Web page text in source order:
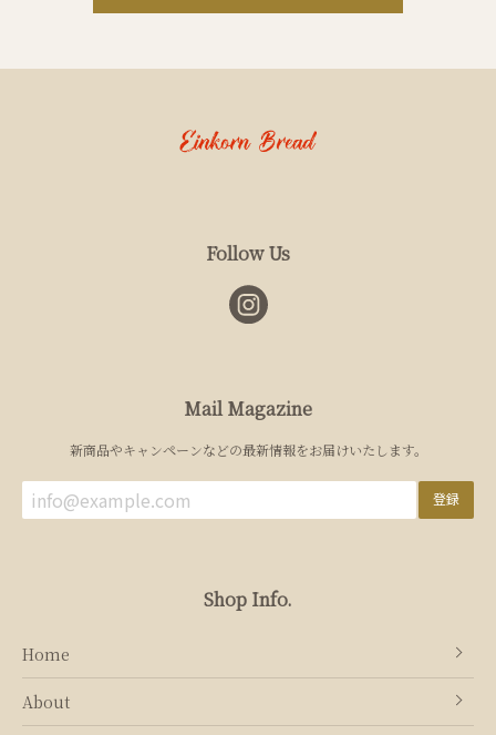
Follow Us
Mail Magazine
新商品やキャンペーンなどの最新情報をお届けいたします。
登録
Shop Info.
Home
About